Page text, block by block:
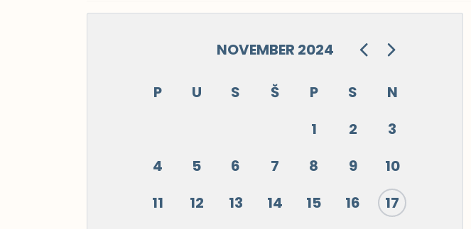
NOVEMBER 2024
P U S Š P S
N
1
2
3
4
5 6 7 8 9
10
11
12 13 14 15 16
17